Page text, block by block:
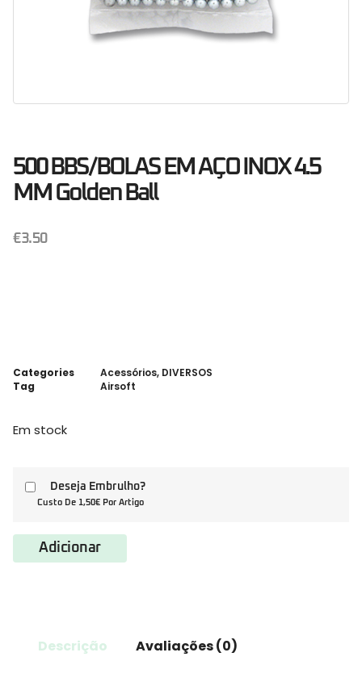
500 BBS/BOLAS EM AÇO INOX 4.5
MM Golden Ball
€3.50
Categories Acessórios, DIVERSOS
Tag
Airsoft
Em stock
Deseja Embrulho?
Custo De 1,50€ Por Artigo
Adicionar
Descrição Avaliações (0)